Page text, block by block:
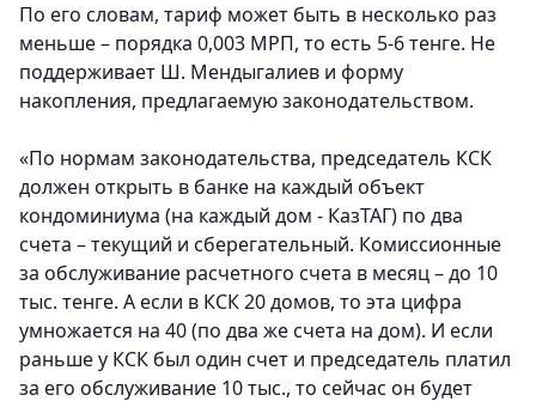
По его словам, тариф может быть в несколько раз
меньше – порядка 0,003 МРП, то есть 5-6 тенге. Не
поддерживает Ш. Мендыгалиев и форму
накопления, предлагаемую законодательством.
«По нормам законодательства, председатель КСК
должен открыть в банке на каждый объект
кондоминиума (на каждый дом - КазТАГ) по два
счета – текущий и сберегательный. Комиссионные
за обслуживание расчетного счета в месяц – до 10
тыс. тенге. А если в КСК 20 домов, то эта цифра
умножается на 40 (по два же счета на дом). И если
раньше у КСК был один счет и председатель платил
за его обслуживание 10 тыс., то сейчас он будет